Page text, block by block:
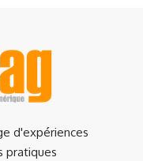
d'expériences
pratiques